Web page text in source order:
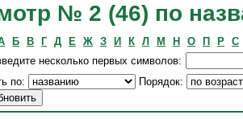
№ 2 (46) по
Б В Г Д Е Ж З И К Л М Н О П Р С
несколько первых символов:
по:
Порядок: